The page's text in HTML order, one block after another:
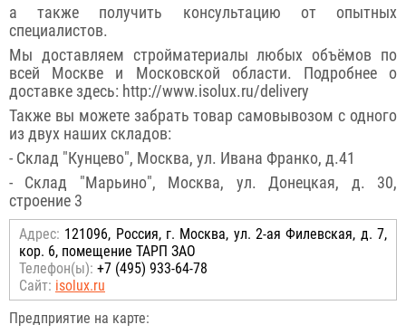
а также получить консультацию от опытных
специалистов.
Мы доставляем стройматериалы любых объёмов по
всей Москве и Московской области. Подробнее о
доставке здесь: http://www.isolux.ru/delivery
Также вы можете забрать товар самовывозом с одного
из двух наших складов:
- Склад "Кунцево", Москва, ул. Ивана Франко, д.41
- Склад "Марьино", Москва, ул. Донецкая, д. 30,
строение 3
Адрес: 121096, Россия, г. Москва, ул. 2-ая Филевская, д. 7,
кор. 6, помещение ТАРП ЗАО
Телефон(ы): +7 (495) 933-64-78
Сайт: isolux.ru
Предприятие на карте: